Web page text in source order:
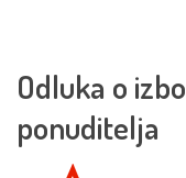
Odluka o
ponuditelja